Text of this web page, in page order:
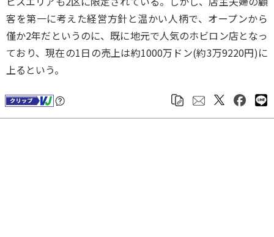
客を第一に考えた経営方針と温かい人柄で、オープンから
僅か2年だというのに、既に地元で人気のホビロン店となっ
ており、現在の1日の売上は約1000万ドン(約3万9220円)に
上るという。